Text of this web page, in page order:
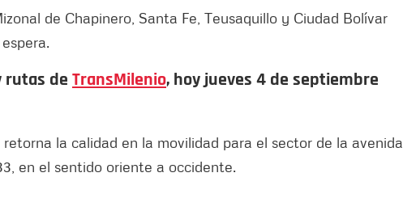
de Chapinero, Santa Fe, Teusaquillo y Ciudad Bolívar
rutas de TransMilenio, hoy jueves 4 de septiembre
la calidad en la movilidad para el sector de la avenida
en el sentido oriente a occidente.